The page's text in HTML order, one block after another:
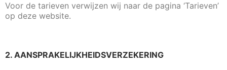
Voor de tarieven verwijzen wij naar de pagina ‘Tarieven’
op deze website.
2. AANSPRAKELIJKHEIDSVERZEKERING